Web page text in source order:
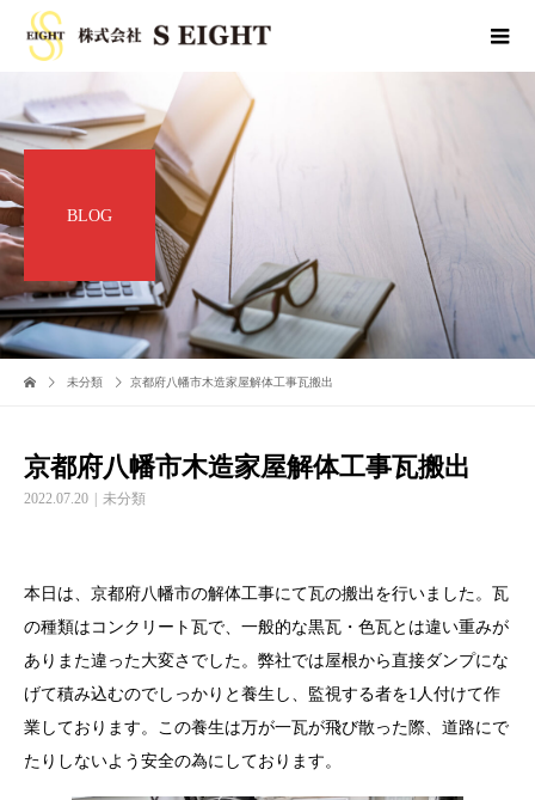
BLOG
未分類 京都府八幡市木造家屋解体工事瓦搬出
京都府八幡市木造家屋解体工事瓦搬出
2022.07.20 未分類
本日は、京都府八幡市の解体工事にて瓦の搬出を行いました。瓦
の種類はコンクリート瓦で、一般的な黒瓦・色瓦とは違い重みが
ありまた違った大変さでした。弊社では屋根から直接ダンプにな
げて積み込むのでしっかりと養生し、監視する者を1人付けて作
業しております。この養生は万が一瓦が飛び散った際、道路にで
たりしないよう安全の為にしております。